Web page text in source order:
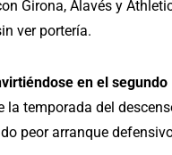
Girona, Alavés y
ver portería.
en el segundo
la temporada del
peor arranque